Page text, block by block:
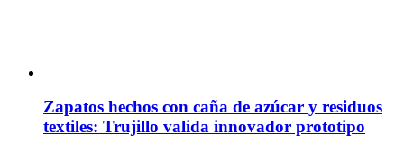
Zapatos hechos con caña de azúcar y residuos
textiles: Trujillo valida innovador prototipo